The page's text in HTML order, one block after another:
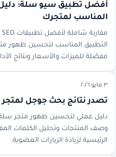
أفضل تطبيق سيو سلة: دليل
المناسب لمتجرك
مفصّلة للميزات والأسعار ونتائج
٣ مايو ٢٠٢٦
تصدر نتائج بحث جوجل لمتجر
دليل عملي لتحسين ظهور متجر
وصف المنتجات وتحليل الكلمات
الرئيسية لزيادة الزيارات العضوية.